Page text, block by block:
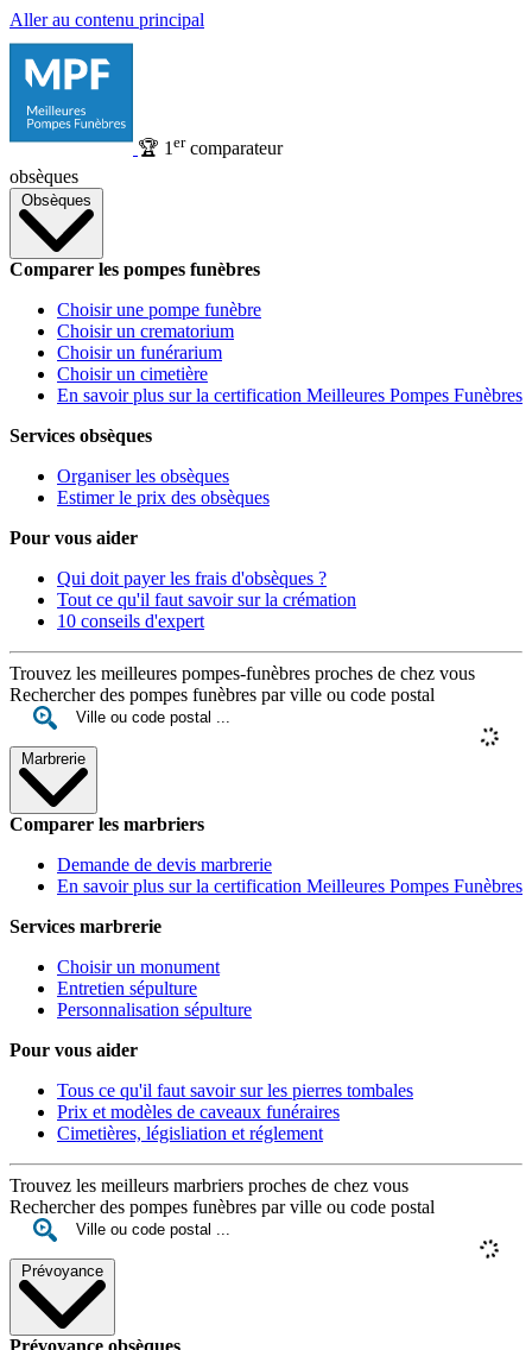
Aller au contenu principal
🏆 1 ercomparateur
obsèques
Obsèques
Comparer les pompes funèbres
Choisir une pompe funèbre
Choisir un crematorium
Choisir un funérarium
Choisir un cimetière
En savoir plus sur la certification Meilleures Pompes Funèbres
Services obsèques
Organiser les obsèques
Estimer le prix des obsèques
Pour vous aider
Qui doit payer les frais d'obsèques ?
Tout ce qu'il faut savoir sur la crémation
10 conseils d'expert
Trouvez les meilleures pompes-funèbres proches de chez vous
Rechercher des pompes funèbres par ville ou code postal
Marbrerie
Comparer les marbriers
Demande de devis marbrerie
En savoir plus sur la certification Meilleures Pompes Funèbres
Services marbrerie
Choisir un monument
Entretien sépulture
Personnalisation sépulture
Pour vous aider
Tous ce qu'il faut savoir sur les pierres tombales
Prix et modèles de caveaux funéraires
Cimetières, législiation et réglement
Trouvez les meilleurs marbriers proches de chez vous
Rechercher des pompes funèbres par ville ou code postal
Prévoyance
Prévoyance obsèques